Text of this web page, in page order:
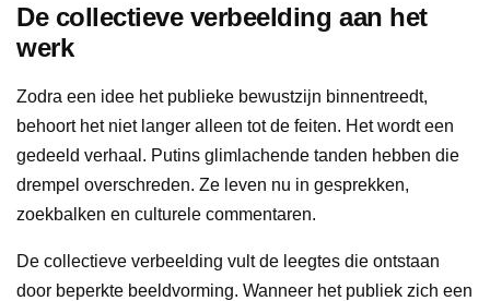
De collectieve verbeelding aan het
werk
Zodra een idee het publieke bewustzijn binnentreedt,
behoort het niet langer alleen tot de feiten. Het wordt een
gedeeld verhaal. Putins glimlachende tanden hebben die
drempel overschreden. Ze leven nu in gesprekken,
zoekbalken en culturele commentaren.
De collectieve verbeelding vult de leegtes die ontstaan
door beperkte beeldvorming. Wanneer het publiek zich een